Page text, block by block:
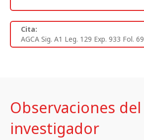
Cita:
AGCA Sig. A1 Leg. 129 Exp. 933 Fol. 69
Observaciones del
investigador